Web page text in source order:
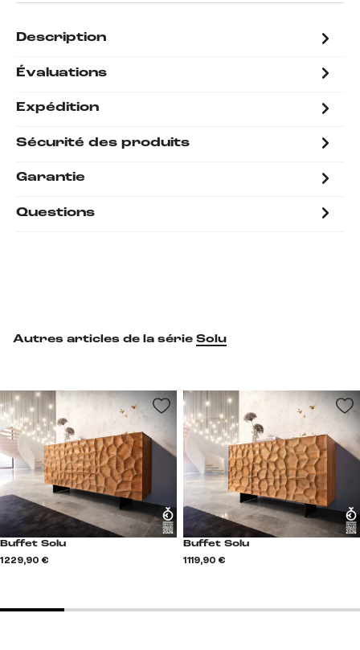
Description
Évaluations
Expédition
Sécurité des produits
Garantie
Questions
Autres articles de la série Solu
Buffet Solu
1 229,90 €
Buffet Solu
1 119,90 €